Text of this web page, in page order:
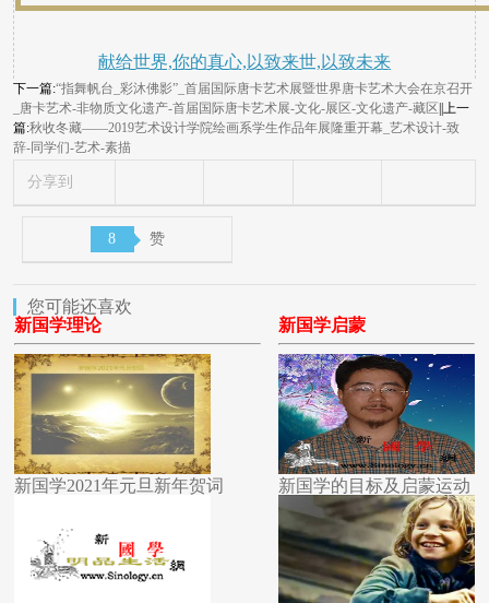
献给世界,你的真心,以致来世,以致未来
下一篇:“指舞帆台_彩沐佛影”_首届国际唐卡艺术展暨世界唐卡艺术大会在京召开
_唐卡艺术-非物质文化遗产-首届国际唐卡艺术展-文化-展区-文化遗产-藏区 ||上一
篇:秋收冬藏——2019艺术设计学院绘画系学生作品年展隆重开幕_艺术设计-致
辞-同学们-艺术-素描
分享到
8 赞
您可能还喜欢
新国学理论
新国学2021年元旦新年贺词
新国学启蒙
新国学的目标及启蒙运动